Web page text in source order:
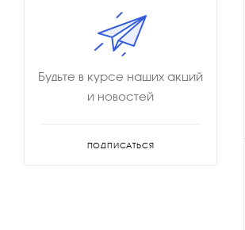
Будьте в курсе наших акций
и новостей
ПОДПИСАТЬСЯ